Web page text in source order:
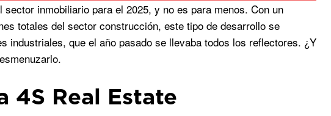
inmobiliario para el 2025, y no es para menos. Con un
totales del sector construcción, este tipo de desarrollo se
industriales, que el año pasado se llevaba todos los reflectores. ¿Y
4S Real Estate